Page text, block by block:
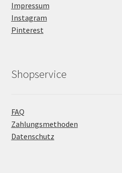
Impressum
Instagram
Pinterest
Shopservice
FAQ
Zahlungsmethoden
Datenschutz